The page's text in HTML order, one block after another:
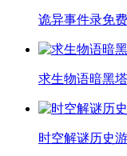
诡异事件录免
求生物语暗黑
时空解谜历史